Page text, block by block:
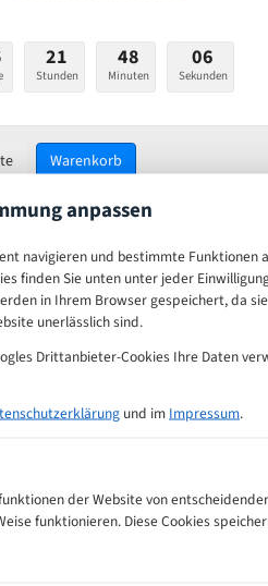
Brennenstuhl alle Typen Bi-
Metal M42 HSS Bandsägeblatt
Metallzerspanung
Länge (mm) : 2385
21
Stunden
48
Minuten
05
Sekunden
Warenkorb
anpassen
navigieren und bestimmte Funktionen
finden Sie unten unter jeder
in Ihrem Browser gespeichert, da
unerlässlich sind.
Drittanbieter-Cookies Ihre Daten
und im Impressum.
der Website von
funktionieren. Diese Cookies